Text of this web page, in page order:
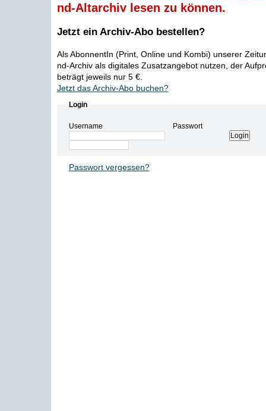
nd-Altarchiv lesen zu können.
Jetzt ein Archiv-Abo bestellen?
Als AbonnentIn (Print, Online und Kombi) unserer
nd-Archiv als digitales Zusatzangebot nutzen, der
beträgt jeweils nur 5 €.
Jetzt das Archiv-Abo buchen?
Login
Username Passwort
Passwort vergessen?